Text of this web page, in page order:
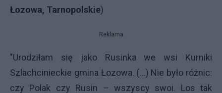
Łozowa, Tarnopolskie)
Reklama
"Urodziłam się jako Rusinka we wsi Kurniki
Szlachcinieckie gmina Łozowa. (...) Nie było różnic:
czy Polak czy Rusin – wszyscy swoi. Los tak